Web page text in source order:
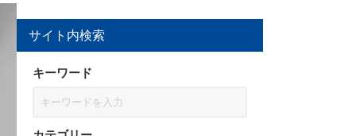
サイト内検索
キーワード